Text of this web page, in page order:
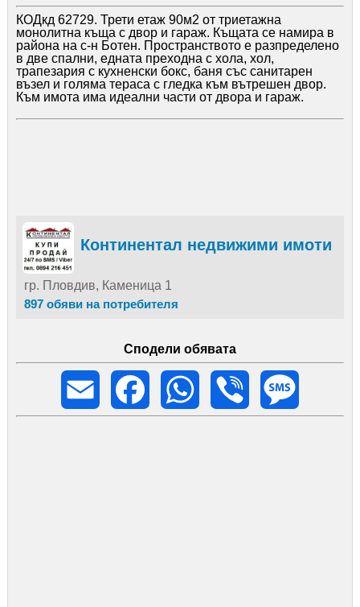
КОДкд 62729. Трети етаж 90м2 от триетажна
монолитна къща с двор и гараж. Къщата се намира в
района на с-н Ботен. Пространството е разпределено
в две спални, едната преходна с хола, хол,
трапезария с кухненски бокс, баня със санитарен
възел и голяма тераса с гледка към вътрешен двор.
Към имота има идеални части от двора и гараж.
Континентал недвижими имоти
гр. Пловдив, Каменица 1
897 обяви на потребителя
Сподели обявата
Email
Facebook WhatsApp Viber